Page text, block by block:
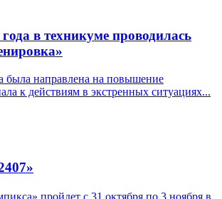
в техникуме проводилась
была направлена на повышение
к действиям в экстренных ситуациях...
пройдет с 31 октября по 3 ноября в